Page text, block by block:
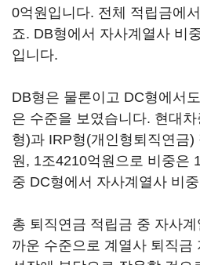
0억원입니다. 전체 적립금에
죠. DB형에서 자사계열사 비
입니다.
DB형은 물론이고 DC형에서
은 수준을 보였습니다. 현대
형)과 IRP형(개인형퇴직연금)
원, 1조4210억원으로 비중은
중 DC형에서 자사계열사 비
총 퇴직연금 적립금 중 자사
까운 수준으로 계열사 퇴직금